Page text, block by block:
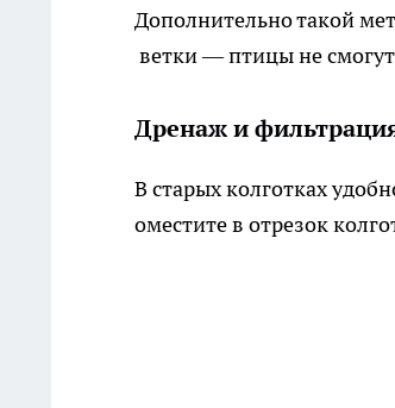
Дополнительно такой
ветки — птицы не
Дренаж и
В старых колготках
оместите в отрезок